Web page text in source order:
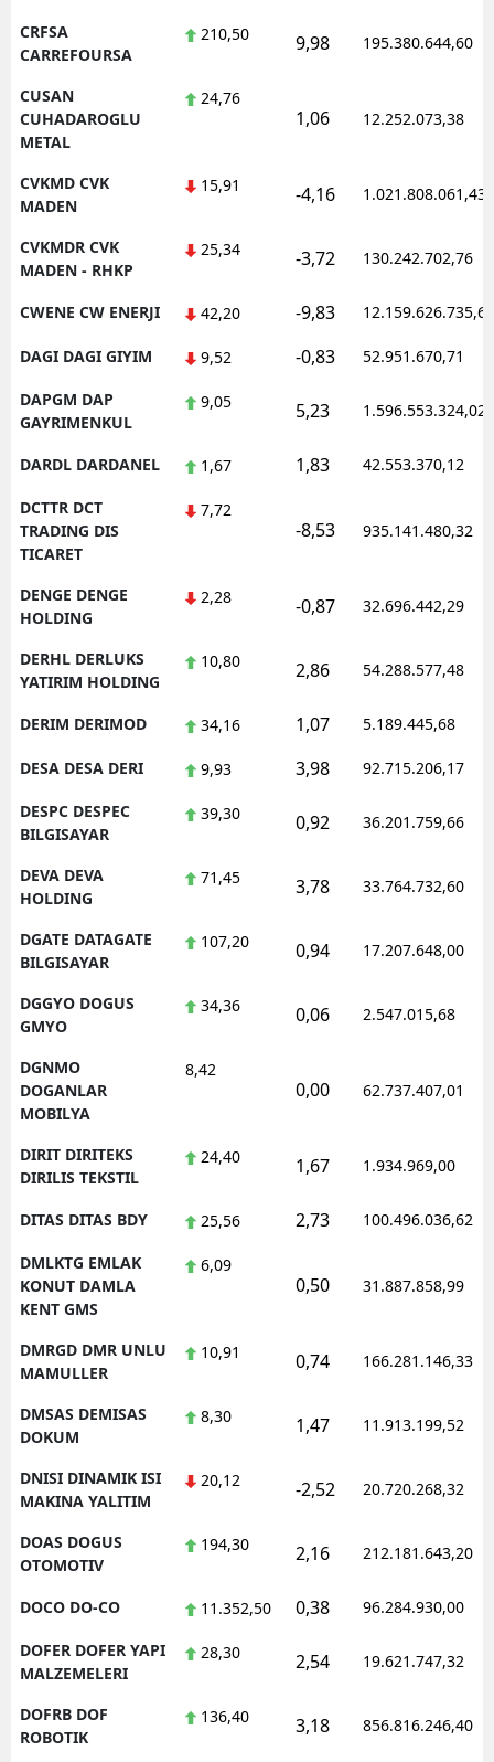
CRFSA
CARREFOURSA
210,50 9,98 195.380.644,60
CUSAN
CUHADAROGLU
METAL
24,76
1,06 12.252.073,38
CVKMD CVK
MADEN
15,91 -4,16 1.021.808.061,43
CVKMDR CVK
MADEN - RHKP
25,34 -3,72 130.242.702,76
CWENE CW ENERJI 42,20 -9,83 12.159.626.735,62
DAGI DAGI GIYIM 9,52 -0,83 52.951.670,71
DAPGM DAP
GAYRIMENKUL
9,05 5,23 1.596.553.324,02
DARDL DARDANEL 1,67 1,83 42.553.370,12
DCTTR DCT
TRADING DIS
TICARET
7,72
-8,53 935.141.480,32
DENGE DENGE
HOLDING
2,28 -0,87 32.696.442,29
DERHL DERLUKS
YATIRIM HOLDING
10,80 2,86 54.288.577,48
DERIM DERIMOD 34,16 1,07 5.189.445,68
DESA DESA DERI 9,93 3,98 92.715.206,17
DESPC DESPEC
BILGISAYAR
39,30 0,92 36.201.759,66
DEVA DEVA
HOLDING
71,45 3,78 33.764.732,60
DGATE DATAGATE
BILGISAYAR
107,20 0,94 17.207.648,00
DGGYO DOGUS
GMYO
34,36 0,06 2.547.015,68
DGNMO
DOGANLAR
MOBILYA
8,42
0,00 62.737.407,01
DIRIT DIRITEKS
DIRILIS TEKSTIL
24,40 1,67 1.934.969,00
DITAS DITAS BDY 25,56 2,73 100.496.036,62
DMLKTG EMLAK
KONUT DAMLA
KENT GMS
6,09
0,50 31.887.858,99
DMRGD DMR UNLU
MAMULLER
10,91 0,74 166.281.146,33
DMSAS DEMISAS
DOKUM
8,30 1,47 11.913.199,52
DNISI DINAMIK ISI
MAKINA YALITIM
20,12 -2,52 20.720.268,32
DOAS DOGUS
OTOMOTIV
194,30 2,16 212.181.643,20
DOCO DO-CO 11.352,50 0,38 96.284.930,00
DOFER DOFER YAPI
MALZEMELERI
28,30 2,54 19.621.747,32
DOFRB DOF
ROBOTIK
136,40 3,18 856.816.246,40